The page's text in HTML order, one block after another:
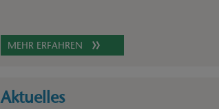
MEHR ERFAHREN
Aktuelles